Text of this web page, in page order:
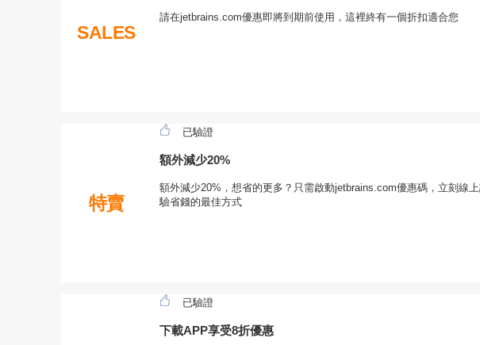
SALES
請在jetbrains.com優惠即將到期前使用，這裡終有一個折扣適合您
特賣
已驗證
額外減少20%
額外減少20%，想省的更多？只需啟動jetbrains.com優惠碼，立刻線
驗省錢的最佳方式
已驗證
下載APP享受8折優惠